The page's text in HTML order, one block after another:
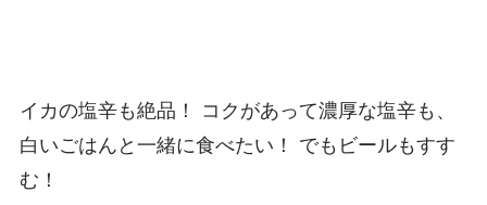
イカの塩辛も絶品！ コクがあって濃厚な塩辛も、
白いごはんと一緒に食べたい！ でもビールもすす
む！